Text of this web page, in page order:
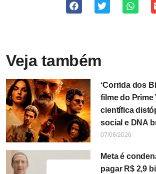
Veja também
‘Corrida dos
filme do
científica
social e DNA
07/08/2026
Meta é
pagar R$ 2,9